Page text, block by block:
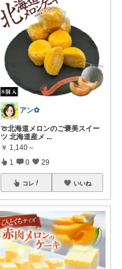
アン✿
🍈北海道メロンのご褒美スイー
ツ 北海道産メ ...
￥ 1,140～
1 0 29
コレ いいね